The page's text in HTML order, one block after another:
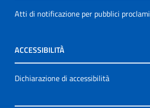
Atti di notificazione per pubblici proclami
ACCESSIBILITÀ
Dichiarazione di accessibilità